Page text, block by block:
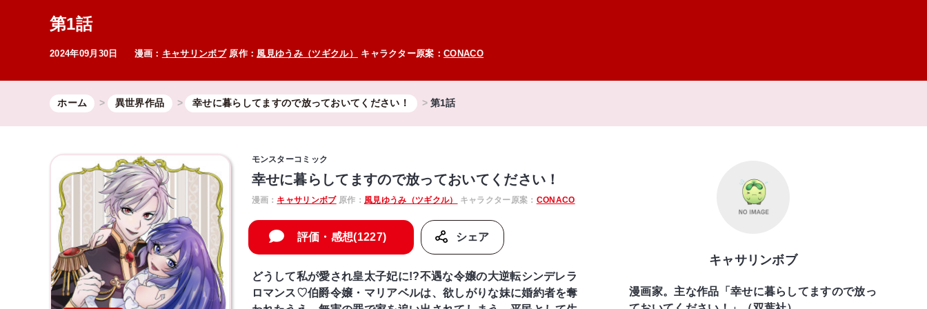
第1話
2024年09月30日 漫画： キャサリンボブ原作： 風見ゆうみ（ツギクル） キャラクター原案：CONACO
ホーム 異世界作品 幸せに暮らしてますので放っておいてください！ 第1話
モンスターコミック
幸せに暮らしてますので放っておいてください！
漫画： キャサリンボブ原作： 風見ゆうみ（ツギクル） キャラクター原案： CONACO
評価・感想(1227) シェア
どうして私が愛され皇太子妃に!?不遇な令嬢の大逆転シンデレラ
ロマンス♡伯爵令嬢・マリアベルは、欲しがりな妹に婚約者を奪
キャサリンボブ
漫画家。主な作品「幸せに暮らしてますので放っ